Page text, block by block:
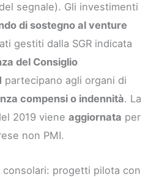
segnale). Gli investimenti
di sostegno al venture
gestiti dalla SGR indicata
del Consiglio
partecipano agli organi di
compensi o indennità. La
2019 vieneaggiornata per
non PMI.
progetti pilota con